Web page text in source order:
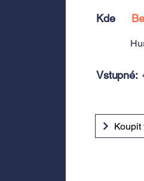
Kde
Vstupné:
Koupit